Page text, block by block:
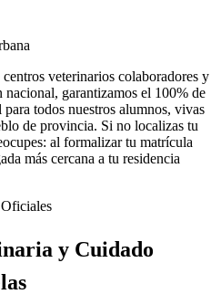
veterinarios colaboradores y
garantizamos el 100% de
todos nuestros alumnos, vivas
de provincia. Si no localizas tu
al formalizar tu matrícula
más cercana a tu residencia
y Cuidado